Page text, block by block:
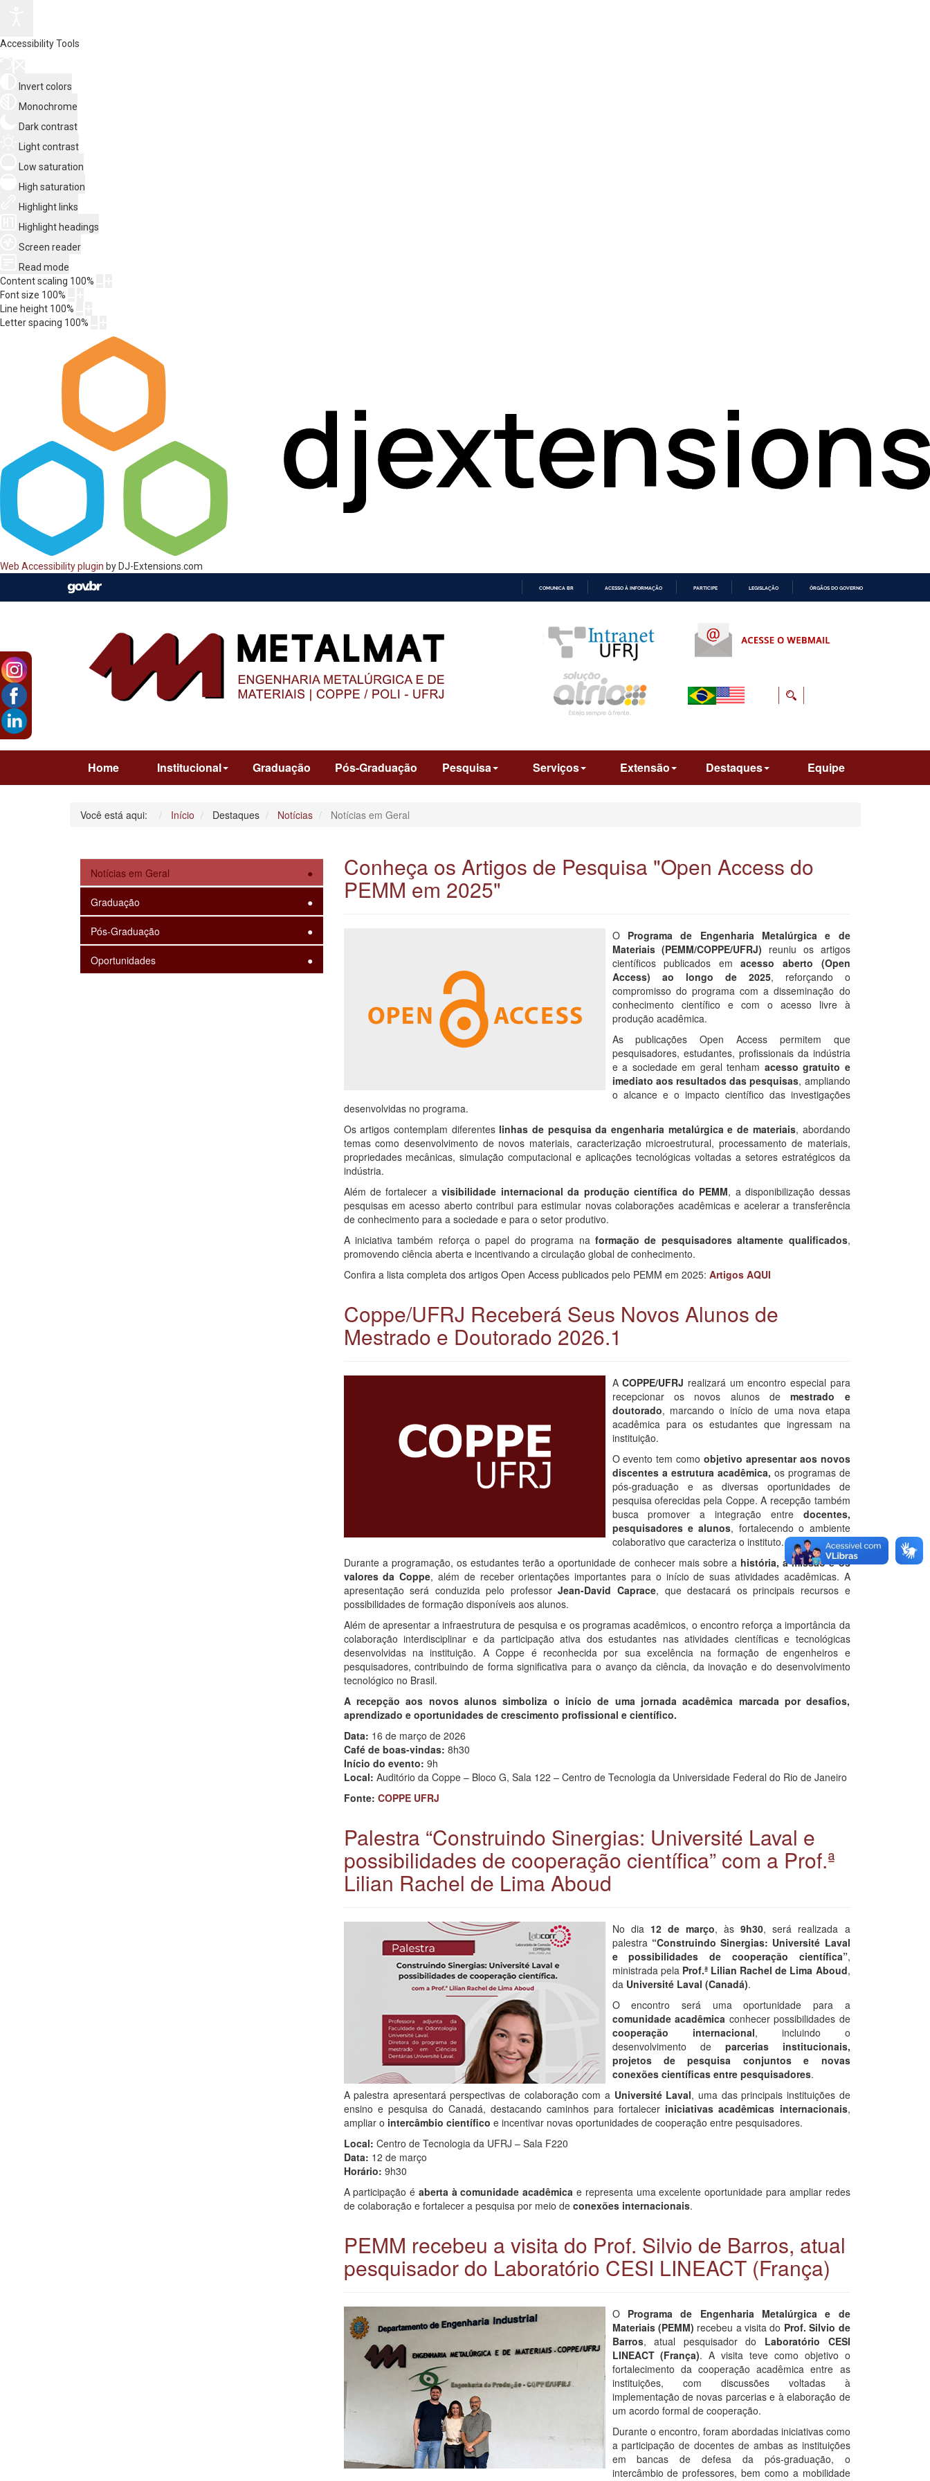
Accessibility Tools
Invert colors
Monochrome
Dark contrast
Light contrast
Low saturation
High saturation
Highlight links
Highlight headings
Screen reader
Read mode
Content scaling 100%
Font size 100%
Line height 100%
Letter spacing 100%
Web Accessibility plugin by DJ-Extensions.com
COMUNICA BR ACESSO À INFORMAÇÃO PARTICIPE LEGISLAÇÃO ÓRGÃOS DO GOVERNO
Home Institucional Graduação Pós-Graduação Pesquisa Serviços Extensão Destaques Equipe
Você está aqui: Início Destaques Notícias Notícias em Geral
Notícias em Geral
Graduação
Pós-Graduação
Oportunidades
Conheça os Artigos de Pesquisa "Open Access do
PEMM em 2025"
O Programa de Engenharia Metalúrgica e de
Materiais (PEMM/COPPE/UFRJ) reuniu os artigos
científicos publicados emacesso aberto (Open
Access) ao longo de 2025, reforçando o
compromisso do programa com a disseminação do
conhecimento científico e com o acesso livre à
produção acadêmica.
As publicações Open Access permitem que
pesquisadores, estudantes, profissionais da indústria
e a sociedade em geral tenham acesso gratuito e
imediato aos resultados das pesquisas, ampliando
o alcance e o impacto científico das investigações
desenvolvidas no programa.
Os artigos contemplam diferentes linhas de pesquisa da engenharia metalúrgica e de materiais, abordando
temas como desenvolvimento de novos materiais, caracterização microestrutural, processamento de materiais,
propriedades mecânicas, simulação computacional e aplicações tecnológicas voltadas a setores estratégicos da
indústria.
Além de fortalecer avisibilidade internacional da produção científica do PEMM, a disponibilização dessas
pesquisas em acesso aberto contribui para estimular novas colaborações acadêmicas e acelerar a transferência
de conhecimento para a sociedade e para o setor produtivo.
A iniciativa também reforça o papel do programa na formação de pesquisadores altamente qualificados,
promovendo ciência aberta e incentivando a circulação global de conhecimento.
Confira a lista completa dos artigos Open Access publicados pelo PEMM em 2025: Artigos AQUI
Coppe/UFRJ Receberá Seus Novos Alunos de
Mestrado e Doutorado 2026.1
ACOPPE/UFRJ realizará um encontro especial para
recepcionar os novos alunos demestrado e
doutorado, marcando o início de uma nova etapa
acadêmica para os estudantes que ingressam na
instituição.
O evento tem como objetivo apresentar aos novos
discentes a estrutura acadêmica, os programas de
pós-graduação e as diversas oportunidades de
pesquisa oferecidas pela Coppe. A recepção também
busca promover a integração entre docentes,
pesquisadores e alunos, fortalecendo o ambiente
colaborativo que caracteriza o instituto.
Durante a programação, os estudantes terão a oportunidade de conhecer mais sobre a história, a missão e os
valores da Coppe, além de receber orientações importantes para o início de suas atividades acadêmicas. A
apresentação será conduzida pelo professorJean-David Caprace, que destacará os principais recursos e
possibilidades de formação disponíveis aos alunos.
Além de apresentar a infraestrutura de pesquisa e os programas acadêmicos, o encontro reforça a importância da
colaboração interdisciplinar e da participação ativa dos estudantes nas atividades científicas e tecnológicas
desenvolvidas na instituição. A Coppe é reconhecida por sua excelência na formação de engenheiros e
pesquisadores, contribuindo de forma significativa para o avanço da ciência, da inovação e do desenvolvimento
tecnológico no Brasil.
A recepção aos novos alunos simboliza o início de uma jornada acadêmica marcada por desafios,
aprendizado e oportunidades de crescimento profissional e científico.
Data: 16 de março de 2026
Café de boas-vindas: 8h30
Início do evento: 9h
Local: Auditório da Coppe – Bloco G, Sala 122 – Centro de Tecnologia da Universidade Federal do Rio de Janeiro
Fonte: COPPE UFRJ
Palestra “Construindo Sinergias: Université Laval e
possibilidades de cooperação científica” com a Prof.ª
Lilian Rachel de Lima Aboud
No dia 12 de março, às9h30, será realizada a
palestra “Construindo Sinergias: Université Laval
e possibilidades de cooperação científica”,
ministrada pela Prof.ª Lilian Rachel de Lima Aboud,
da Université Laval (Canadá).
O encontro será uma oportunidade para a
comunidade acadêmica conhecer possibilidades de
cooperação internacional, incluindo o
desenvolvimento de parcerias institucionais,
projetos de pesquisa conjuntos e novas
conexões científicas entre pesquisadores.
A palestra apresentará perspectivas de colaboração com a Université Laval, uma das principais instituições de
ensino e pesquisa do Canadá, destacando caminhos para fortalecer iniciativas acadêmicas internacionais,
ampliar o intercâmbio científico e incentivar novas oportunidades de cooperação entre pesquisadores.
Local: Centro de Tecnologia da UFRJ – Sala F220
Data: 12 de março
Horário: 9h30
A participação é aberta à comunidade acadêmica e representa uma excelente oportunidade para ampliar redes
de colaboração e fortalecer a pesquisa por meio de conexões internacionais.
PEMM recebeu a visita do Prof. Silvio de Barros, atual
pesquisador do Laboratório CESI LINEACT (França)
O Programa de Engenharia Metalúrgica e de
Materiais (PEMM) recebeu a visita do Prof. Silvio de
Barros, atual pesquisador do Laboratório CESI
LINEACT (França). A visita teve como objetivo o
fortalecimento da cooperação acadêmica entre as
instituições, com discussões voltadas à
implementação de novas parcerias e à elaboração de
um acordo formal de cooperação.
Durante o encontro, foram abordadas iniciativas como
a participação de docentes de ambas as instituições
em bancas de defesa da pós-graduação, o
intercâmbio de professores, bem como a mobilidade